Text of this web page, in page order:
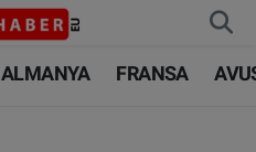
ALMANYA FRANSA